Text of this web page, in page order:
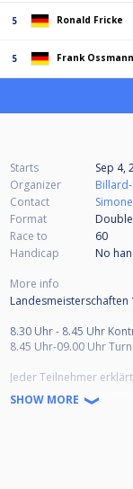
5 Ronald Fricke
5 Frank Ossmann
Starts
Sep 4,
Organizer
Contact
Format
Race to
60
Handicap
No
More info
Landesmeisterschaften
8.30 Uhr - 8.45 Uhr
8.45 Uhr-09.00 Uhr
Jeder Teilnehmer
Veranstaltung Bilder
SHOW MORE